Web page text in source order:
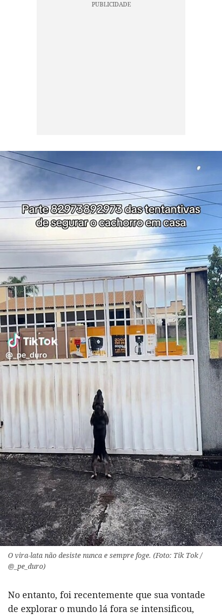
O vira-lata não desiste nunca e sempre foge. (Foto: Tik Tok /
@_pe_duro)
No entanto, foi recentemente que sua vontade
de explorar o mundo lá fora se intensificou,